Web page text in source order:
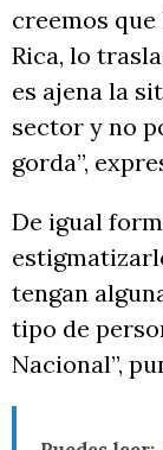
creemos que
Rica, lo
es ajena la
sector y no
gorda”,
De igual
tengan
tipo de
Nacional”,